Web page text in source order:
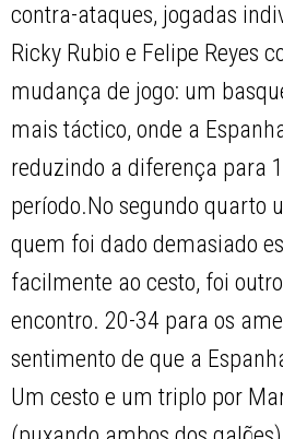
contra-ataques, jogadas
Ricky Rubio e Felipe Reyes
mudança de jogo: um
mais táctico, onde a
reduzindo a diferença para
período.No segundo quarto
quem foi dado demasiado
facilmente ao cesto, foi
encontro. 20-34 para os
sentimento de que a
Um cesto e um triplo por